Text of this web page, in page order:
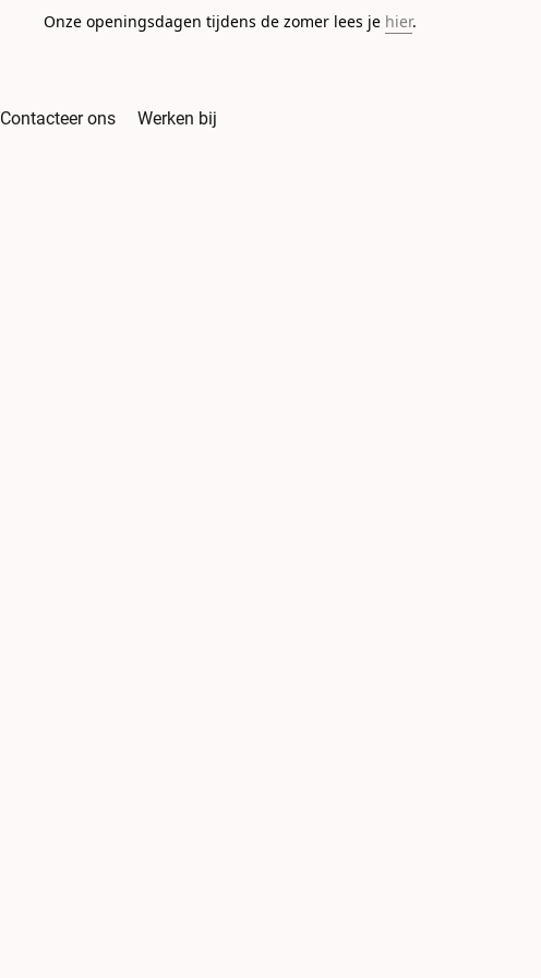
Onze openingsdagen tijdens de zomer lees je hier.
Contacteer ons Werken bij